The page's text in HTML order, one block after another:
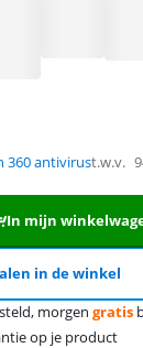
360 antivirust.w.v.
In mijn
in de winkel
morgen gratis
op je product